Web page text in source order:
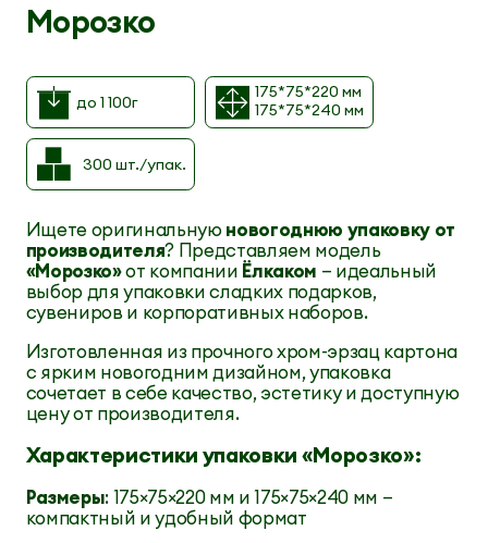
Морозко
до 1 100г
175*75*220 мм
175*75*240 мм
300 шт./упак.
Ищете оригинальнуюновогоднюю упаковку от
производителя? Представляем модель
«Морозко»от компании Ёлкаком — идеальный
выбор для упаковки сладких подарков,
сувениров и корпоративных наборов.
Изготовленная из прочного хром-эрзац картона
с ярким новогодним дизайном, упаковка
сочетает в себе качество, эстетику и доступную
цену от производителя.
Характеристики упаковки «Морозко»:
Размеры: 175×75×220 мм и 175×75×240 мм —
компактный и удобный формат